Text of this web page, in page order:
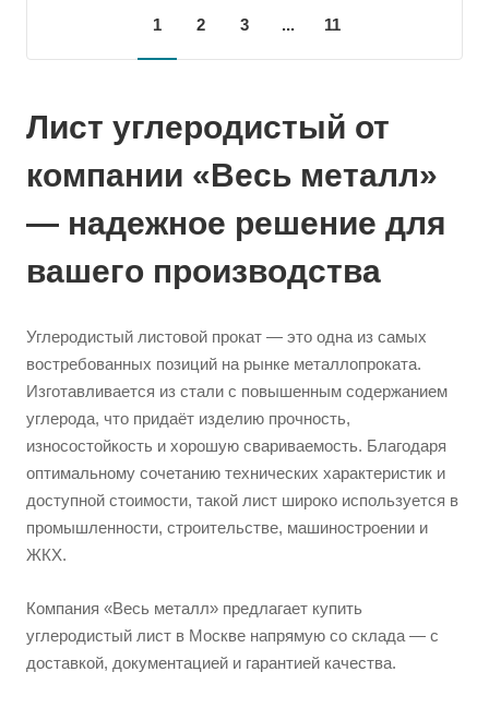
1 2 3 ... 11
Лист углеродистый от
компании «Весь металл»
— надежное решение для
вашего производства
Углеродистый листовой прокат — это одна из самых
востребованных позиций на рынке металлопроката.
Изготавливается из стали с повышенным содержанием
углерода, что придаёт изделию прочность,
износостойкость и хорошую свариваемость. Благодаря
оптимальному сочетанию технических характеристик и
доступной стоимости, такой лист широко используется в
промышленности, строительстве, машиностроении и
ЖКХ.
Компания «Весь металл» предлагает купить
углеродистый лист в Москве напрямую со склада — с
доставкой, документацией и гарантией качества.